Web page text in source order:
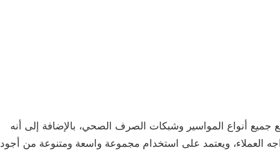
أنواع المواسير وشبكات الصرف الصحي، بالإضافة إلى أنه
العملاء، ويعتمد على استخدام مجموعة واسعة ومتنوعة من أجود